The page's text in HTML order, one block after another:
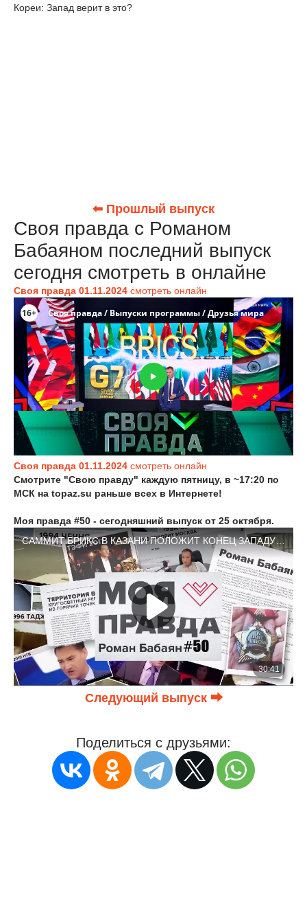
Кореи: Запад верит в это?
⬅ Прошлый выпуск
Своя правда с Романом
Бабаяном последний выпуск
сегодня смотреть в онлайне
Своя правда 01.11.2024 смотреть онлайн
Своя правда 01.11.2024 смотреть онлайн
Смотрите "Свою правду" каждую пятницу, в ~17:20 по
МСК на topaz.su раньше всех в Интернете!
Моя правда #50 - сегодняшний выпуск от 25 октября.
Следующий выпуск ⮕
Поделиться с друзьями: